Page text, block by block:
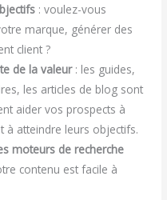
: voulez-vous
marque, générer des
client ?
de la valeur: les guides,
les articles de blog sont
aider vos prospects à
à atteindre leurs objectifs.
moteurs de recherche
contenu est facile à